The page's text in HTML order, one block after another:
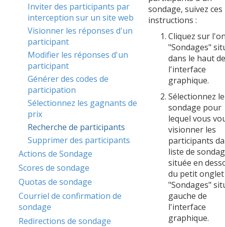
Inviter des participants par
interception sur un site web
Visionner les réponses d'un
participant
Modifier les réponses d'un
participant
Générer des codes de
participation
Sélectionnez les gagnants de
prix
Recherche de participants
Supprimer des participants
Actions de Sondage
Scores de sondage
Quotas de sondage
Courriel de confirmation de
sondage
Redirections de sondage
sondage, suivez ces
instructions :
Cliquez sur
"Sondages"
dans le haut de
l'interface
graphique.
Sélectionnez le
sondage pour
lequel vous
visionner les
participants
liste de
située en
du petit onglet
"Sondages"
gauche de
l'interface
graphique.